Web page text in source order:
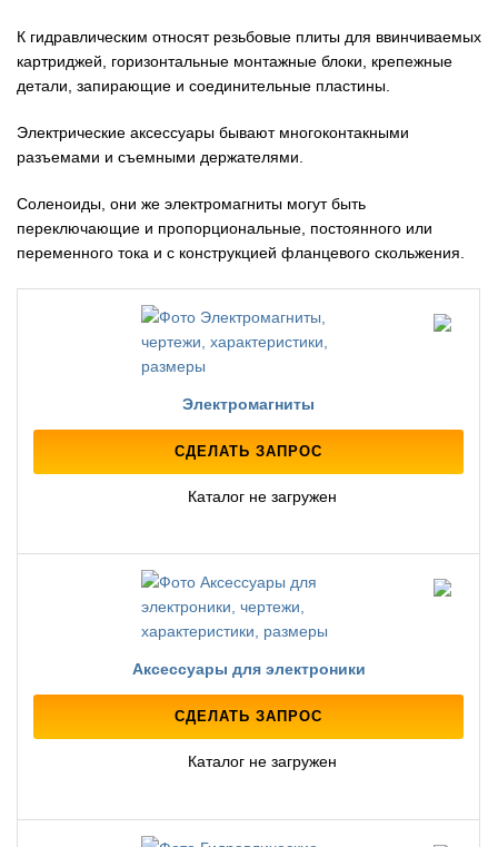
К гидравлическим относят резьбовые плиты для ввинчиваемых
картриджей, горизонтальные монтажные блоки, крепежные
детали, запирающие и соединительные пластины.
Электрические аксессуары бывают многоконтакными
разъемами и съемными держателями.
Соленоиды, они же электромагниты могут быть
переключающие и пропорциональные, постоянного или
переменного тока и с конструкцией фланцевого скольжения.
Электромагниты
СДЕЛАТЬ ЗАПРОС
Каталог не загружен
Аксессуары для электроники
СДЕЛАТЬ ЗАПРОС
Каталог не загружен